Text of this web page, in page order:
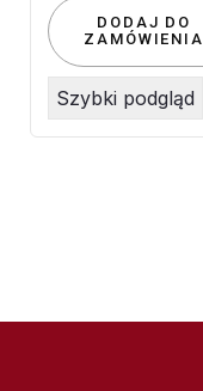
DODAJ DO
ZAMÓWIENIA
Szybki podgląd